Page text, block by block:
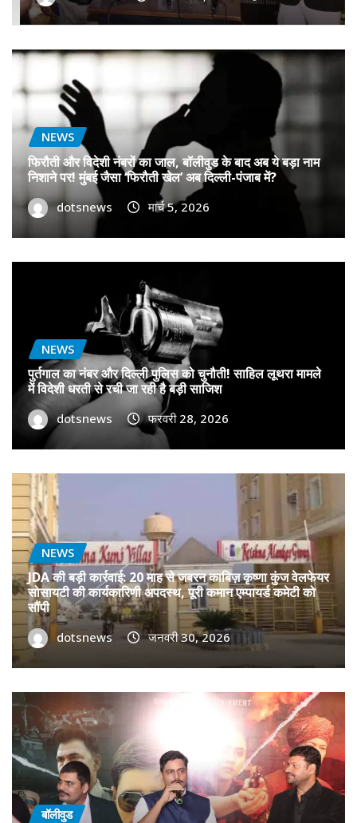
NEWS
फिरौती और विदेशी नंबरों का जाल, बॉलीवुड के बाद अब ये बड़ा नाम
निशाने पर! मुंबई जैसा ‘फिरौती खेल’ अब दिल्ली-पंजाब में?
dotsnews मार्च 5, 2026
NEWS
पुर्तगाल का नंबर और दिल्ली पुलिस को चुनौती! साहिल लूथरा मामले
में विदेशी धरती से रची जा रही है बड़ी साजिश
dotsnews फरवरी 28, 2026
NEWS
JDA की बड़ी कार्रवाई: 20 माह से जबरन काबिज़ कृष्णा कुंज वेलफेयर
सोसायटी की कार्यकारिणी अपदस्थ, पूरी कमान एम्पायर्ड कमेटी को
सौंपी
dotsnews जनवरी 30, 2026
बॉलीवुड